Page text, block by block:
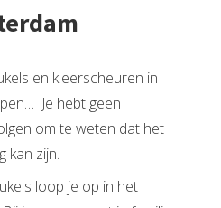
en kleerscheuren in
Je hebt geen
om te weten dat het
kan zijn.
loop je op in het